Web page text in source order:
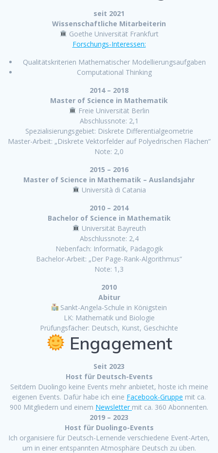
seit 2021
Wissenschaftliche Mitarbeiterin
Goethe Universität Frankfurt
Forschungs-Interessen:
Qualitätskriterien Mathematischer Modellierungsaufgaben
Computational Thinking
2014 – 2018
Master of Science in Mathematik
Freie Universität Berlin
Abschlussnote: 2,1
Spezialisierungsgebiet: Diskrete Differentialgeometrie
Master-Arbeit: „Diskrete Vektorfelder auf Polyedrischen Flächen“
Note: 2,0
2015 – 2016
Master of Science in Mathematik – Auslandsjahr
Università di Catania
2010 – 2014
Bachelor of Science in Mathematik
Universität Bayreuth
Abschlussnote: 2,4
Nebenfach: Informatik, Pädagogik
Bachelor-Arbeit: „Der Page-Rank-Algorithmus“
Note: 1,3
2010
Abitur
Sankt-Angela-Schule in Königstein
LK: Mathematik und Biologie
Prüfungsfächer: Deutsch, Kunst, Geschichte
Engagement
Seit 2023
Host für Deutsch-Events
Seitdem Duolingo keine Events mehr anbietet, hoste ich meine
eigenen Events. Dafür habe ich eine Facebook-Gruppe mit ca.
900 Mitgliedern und einem Newsletter mit ca. 360 Abonnenten.
2019 – 2023
Host für Duolingo-Events
Ich organisiere für Deutsch-Lernende verschiedene Event-Arten,
um in einer entspannten Atmosphäre Deutsch zu üben.